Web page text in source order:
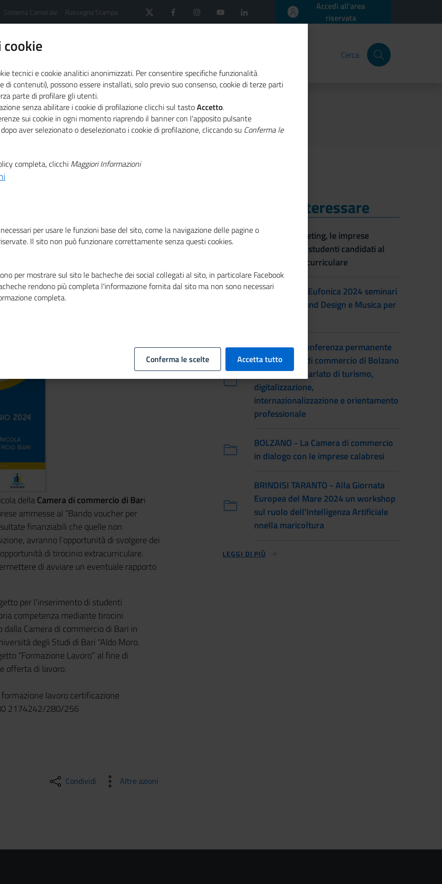
Sistema Camerale Rassegna Stampa
Accedi all'area
riservata
Cerca
camerale
News dal sistema camerale - Archivio 2024
2024
studenti candidati al tirocinio extracurriculare
imprese
candidati al
dellaCamera di commercio di Bari
ammesse al “Bando voucher per
finanziabili che quelle non
avranno l’opportunità di svolgere dei
di tirocinio extracurriculare.
di avviare un eventuale rapporto
per l’inserimento di studenti
competenza mediante tirocini
Camera di commercio di Bari in
degli Studi di Bari “Aldo Moro.
“Formazione Lavoro” al fine di
offerta di lavoro.
lavoro certificazione
2174242/280/256
Condividi Altre azioni
Ti Potrebbe Interessare
BARI - Job Meeting, le imprese
incontrano gli studenti candidati al
tirocinio extracurriculare
BOLOGNA - A Eufonica 2024 seminari
gratuiti su Sound Design e Musica per
BOLZANO - Conferenza permanente
delle Camere di commercio di Bolzano
e Trento, si è parlato di turismo,
digitalizzazione,
internazionalizzazione e orientamento
professionale
BOLZANO - La Camera di commercio
in dialogo con le imprese calabresi
BRINDISI TARANTO - Alla Giornata
Europea del Mare 2024 un workshop
sul ruolo dell'Intelligenza Artificiale
nnella maricoltura
LEGGI DI PIÙ
tecnici e cookie analitici anonimizzati. Per consentire specifiche funzionalità
di contenuti), possono essere installati, solo previo suo consenso, cookie di terze parti
parte di profilare gli utenti.
senza abilitare i cookie di profilazione clicchi sul tastoAccetto.
sui cookie in ogni momento riaprendo il banner con l'apposito pulsante
aver selezionato o deselezionato i cookie di profilazione, cliccando su Conferma le
completa, clicchi Maggiori Informazioni
per usare le funzioni base del sito, come la navigazione delle pagine o
Il sito non può funzionare correttamente senza questi cookies.
per mostrare sul sito le bacheche dei social collegati al sito, in particolare Facebook
rendono più completa l'informazione fornita dal sito ma non sono necessari
completa.
Conferma le scelte Accetta tutto